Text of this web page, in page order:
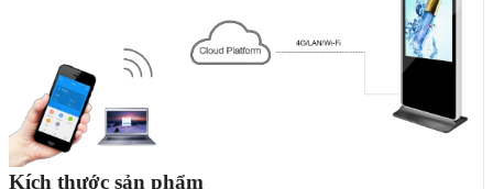
Kích thước sản phẩm